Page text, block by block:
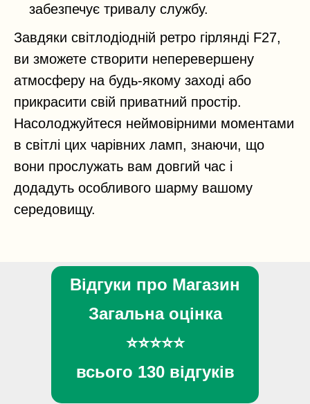
забезпечує тривалу службу.
Завдяки світлодіодній ретро гірлянді F27,
ви зможете створити неперевершену
атмосферу на будь-якому заході або
прикрасити свій приватний простір.
Насолоджуйтеся неймовірними моментами
в світлі цих чарівних ламп, знаючи, що
вони прослужать вам довгий час і
додадуть особливого шарму вашому
середовищу.
Відгуки про Магазин
Загальна оцінка
⭐⭐⭐⭐⭐
всього 130 відгуків